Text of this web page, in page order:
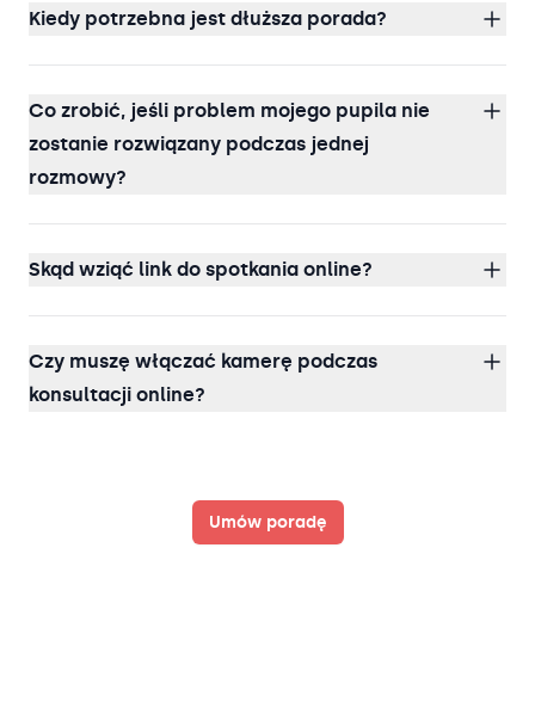
Kiedy potrzebna jest dłuższa porada?
Co zrobić, jeśli problem mojego pupila nie
zostanie rozwiązany podczas jednej
rozmowy?
Skąd wziąć link do spotkania online?
Czy muszę włączać kamerę podczas
konsultacji online?
Umów poradę